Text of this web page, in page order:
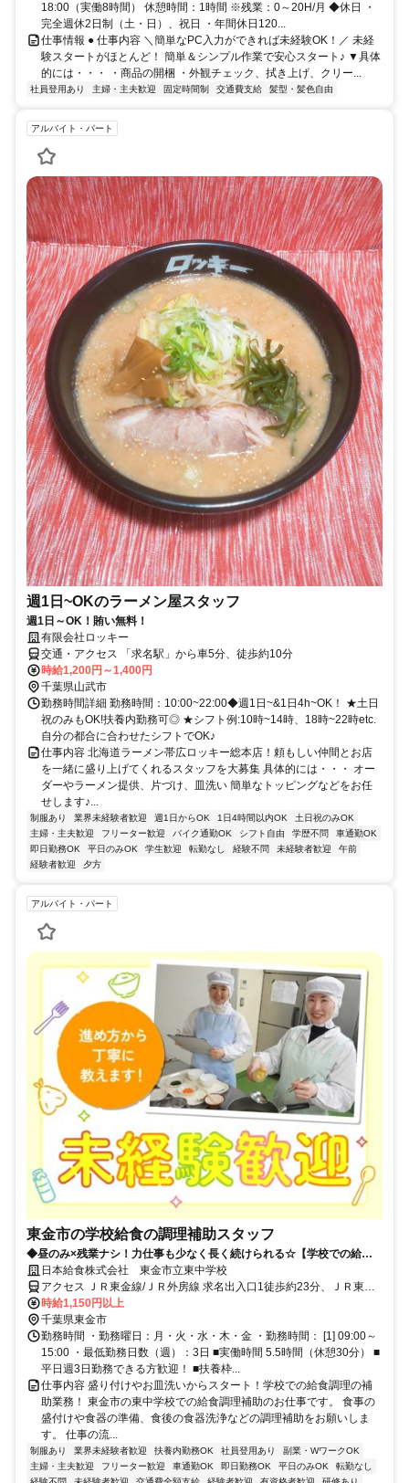
18:00（実働8時間） 休憩時間：1時間 ※残業：0～20H/月 ◆休日 ・
完全週休2日制（土・日）、祝日 ・年間休日120...
仕事情報 ● 仕事内容 ＼簡単なPC入力ができれば未経験OK！／ 未経
験スタートがほとんど！ 簡単＆シンプル作業で安心スタート♪ ▼具体
的には・・・ ・商品の開梱 ・外観チェック、拭き上げ、クリー...
社員登用あり 主婦・主夫歓迎 固定時間制 交通費支給 髪型・髪色自由
アルバイト・パート
週1日~OKのラーメン屋スタッフ
週1日～OK！賄い無料！
有限会社ロッキー
交通・アクセス 「求名駅」から車5分、徒歩約10分
時給1,200円～1,400円
千葉県山武市
勤務時間詳細 勤務時間：10:00~22:00◆週1日~&1日4h~OK！ ★土日
祝のみもOK!扶養内勤務可◎ ★シフト例:10時~14時、18時~22時etc.
自分の都合に合わせたシフトでOK♪
仕事内容 北海道ラーメン帯広ロッキー総本店！頼もしい仲間とお店
を一緒に盛り上げてくれるスタッフを大募集 具体的には・・・ オー
ダーやラーメン提供、片づけ、皿洗い 簡単なトッピングなどをお任
せします♪...
制服あり 業界未経験者歓迎 週1日からOK 1日4時間以内OK
土日祝のみOK
主婦・主夫歓迎
フリーター歓迎 バイク通勤OK シフト自由 学歴不問
車通勤OK
即日勤務OK
平日のみOK 学生歓迎 転勤なし 経験不問 未経験者歓迎
午前
経験者歓迎
夕方
アルバイト・パート
東金市の学校給食の調理補助スタッフ
◆昼のみ×残業ナシ！力仕事も少なく長く続けられる☆【学校での給食
調理補助】
日本給食株式会社 東金市立東中学校
アクセス ＪＲ東金線/ＪＲ外房線 求名出入口1徒歩約23分、ＪＲ東金
線/ＪＲ外房線 東金西口徒歩約28分 東金線/東金駅車7分
時給1,150円以上
千葉県東金市
勤務時間 ・勤務曜日：月・火・水・木・金 ・勤務時間： [1] 09:00～
15:00 ・最低勤務日数（週）：3日 ■実働時間 5.5時間（休憩30分） ■
平日週3日勤務できる方歓迎！ ■扶養枠...
仕事内容 盛り付けやお皿洗いからスタート！学校での給食調理の補
助業務！ 東金市の東中学校での給食調理補助のお仕事です。 食事の
盛付けや食器の準備、食後の食器洗浄などの調理補助をお願いしま
す。 仕事の流...
制服あり 業界未経験者歓迎 扶養内勤務OK 社員登用あり
副業・WワークOK
主婦・主夫歓迎
フリーター歓迎 車通勤OK 即日勤務OK 平日のみOK
転勤なし